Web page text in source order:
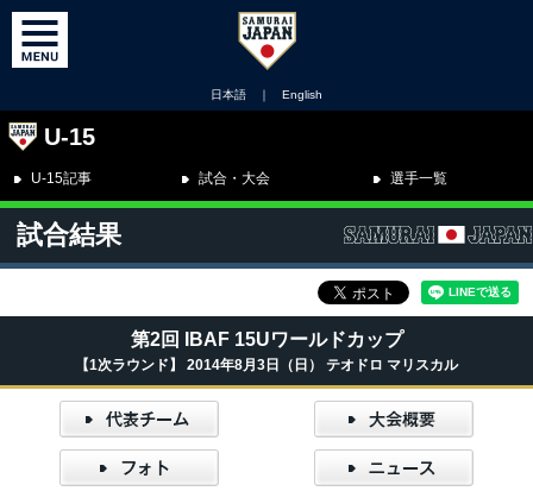
日本語 ｜ English
U-15
U-15記事 試合・大会 選手一覧
試合結果
第2回 IBAF 15Uワールドカップ
【1次ラウンド】 2014年8月3日（日） テオドロ マリスカル